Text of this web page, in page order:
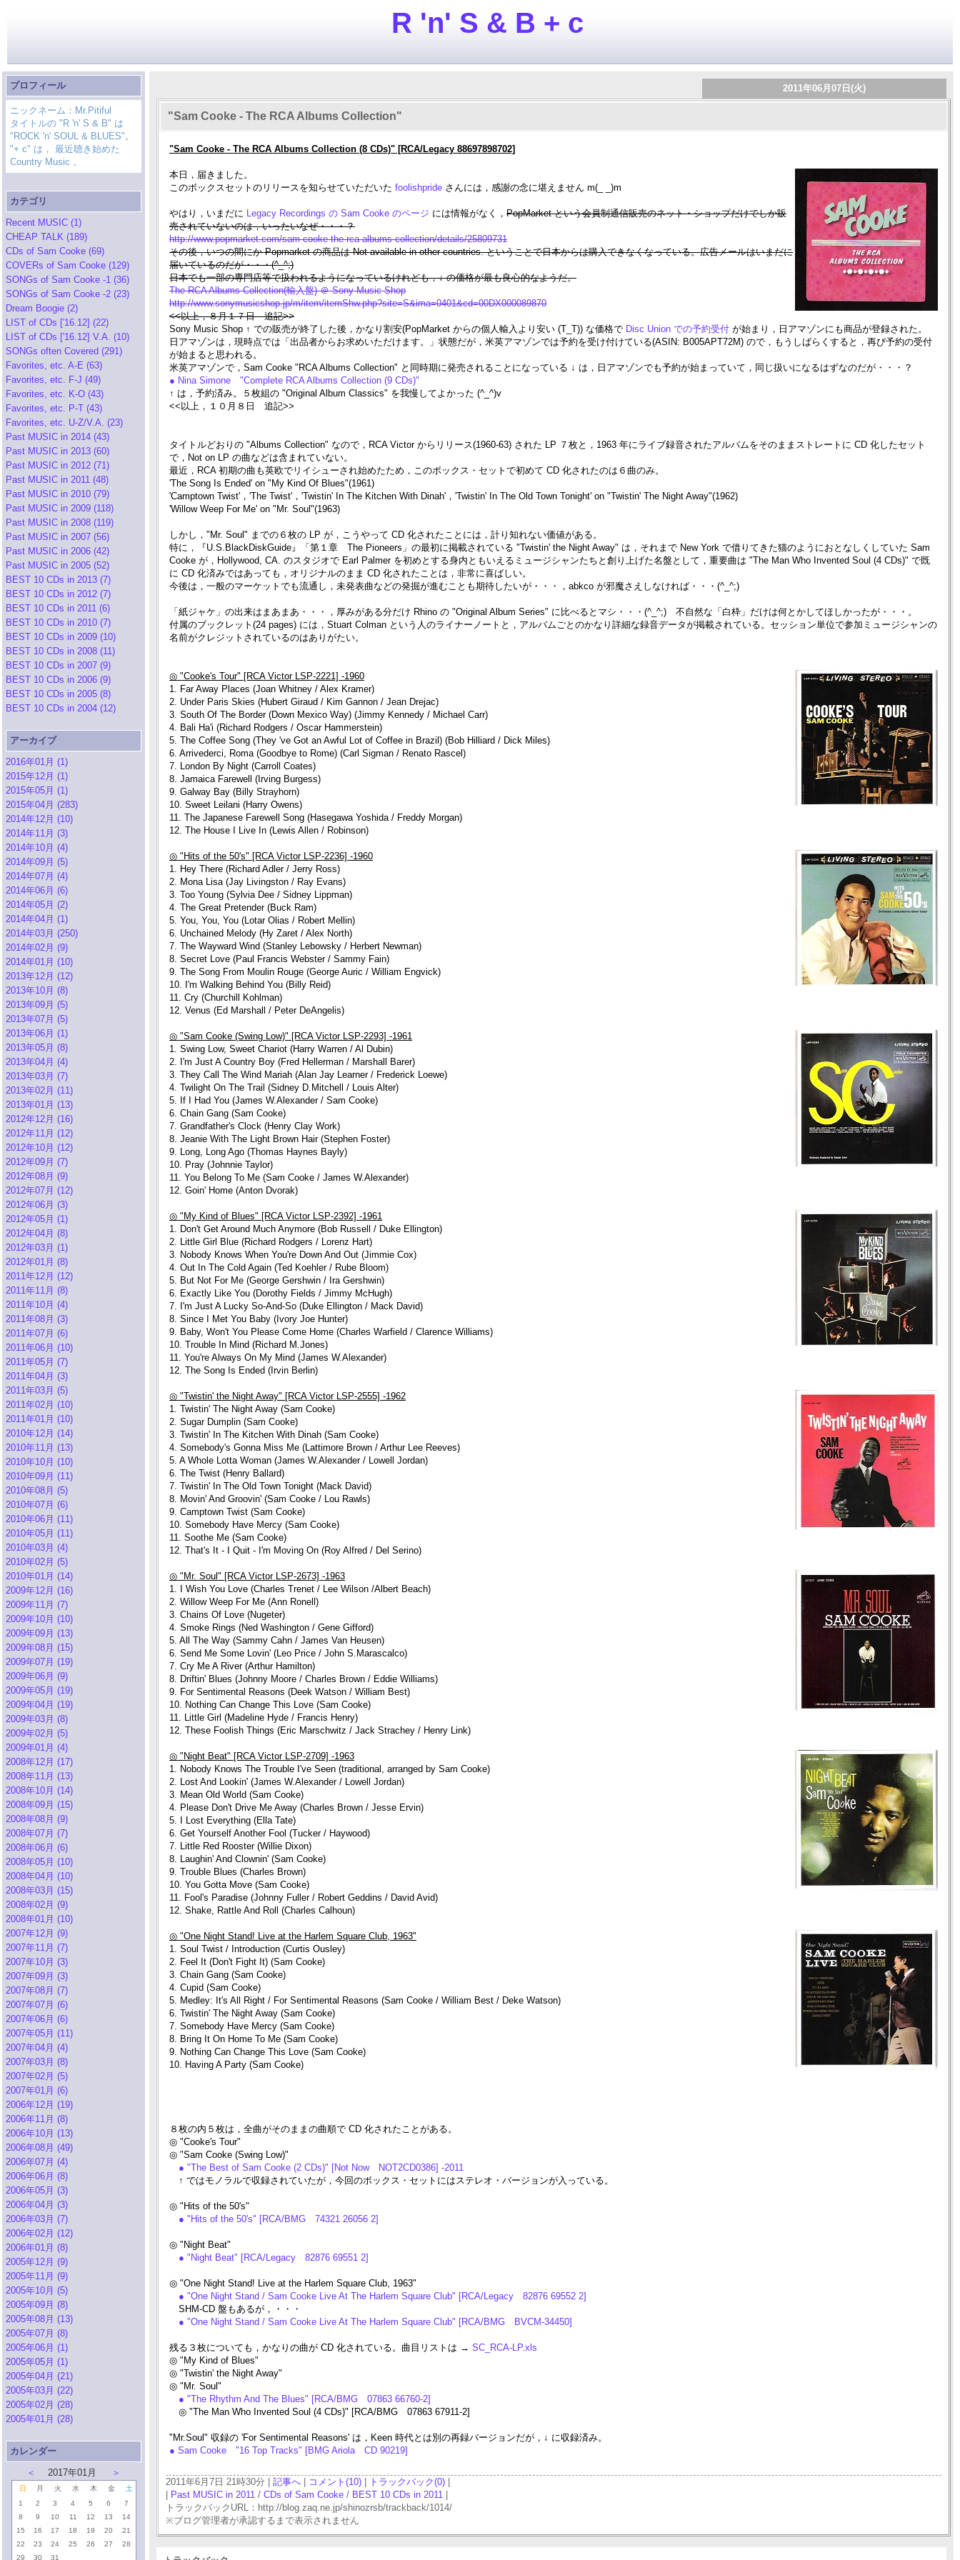
R 'n' S & B + c
プロフィール
ニックネーム：Mr.Pitiful
タイトルの "R 'n' S & B" は
"ROCK 'n' SOUL & BLUES"。
"+ c" は， 最近聴き始めた
Country Music 。
カテゴリ
Recent MUSIC (1)
CHEAP TALK (189)
CDs of Sam Cooke (69)
COVERs of Sam Cooke (129)
SONGs of Sam Cooke -1 (36)
SONGs of Sam Cooke -2 (23)
Dream Boogie (2)
LIST of CDs ['16.12] (22)
LIST of CDs ['16.12] V.A. (10)
SONGs often Covered (291)
Favorites, etc. A-E (63)
Favorites, etc. F-J (49)
Favorites, etc. K-O (43)
Favorites, etc. P-T (43)
Favorites, etc. U-Z/V.A. (23)
Past MUSIC in 2014 (43)
Past MUSIC in 2013 (60)
Past MUSIC in 2012 (71)
Past MUSIC in 2011 (48)
Past MUSIC in 2010 (79)
Past MUSIC in 2009 (118)
Past MUSIC in 2008 (119)
Past MUSIC in 2007 (56)
Past MUSIC in 2006 (42)
Past MUSIC in 2005 (52)
BEST 10 CDs in 2013 (7)
BEST 10 CDs in 2012 (7)
BEST 10 CDs in 2011 (6)
BEST 10 CDs in 2010 (7)
BEST 10 CDs in 2009 (10)
BEST 10 CDs in 2008 (11)
BEST 10 CDs in 2007 (9)
BEST 10 CDs in 2006 (9)
BEST 10 CDs in 2005 (8)
BEST 10 CDs in 2004 (12)
アーカイブ
2016年01月 (1)
2015年12月 (1)
2015年05月 (1)
2015年04月 (283)
2014年12月 (10)
2014年11月 (3)
2014年10月 (4)
2014年09月 (5)
2014年07月 (4)
2014年06月 (6)
2014年05月 (2)
2014年04月 (1)
2014年03月 (250)
2014年02月 (9)
2014年01月 (10)
2013年12月 (12)
2013年10月 (8)
2013年09月 (5)
2013年07月 (5)
2013年06月 (1)
2013年05月 (8)
2013年04月 (4)
2013年03月 (7)
2013年02月 (11)
2013年01月 (13)
2012年12月 (16)
2012年11月 (12)
2012年10月 (12)
2012年09月 (7)
2012年08月 (9)
2012年07月 (12)
2012年06月 (3)
2012年05月 (1)
2012年04月 (8)
2012年03月 (1)
2012年01月 (8)
2011年12月 (12)
2011年11月 (8)
2011年10月 (4)
2011年08月 (3)
2011年07月 (6)
2011年06月 (10)
2011年05月 (7)
2011年04月 (3)
2011年03月 (5)
2011年02月 (10)
2011年01月 (10)
2010年12月 (14)
2010年11月 (13)
2010年10月 (10)
2010年09月 (11)
2010年08月 (5)
2010年07月 (6)
2010年06月 (11)
2010年05月 (11)
2010年03月 (4)
2010年02月 (5)
2010年01月 (14)
2009年12月 (16)
2009年11月 (7)
2009年10月 (10)
2009年09月 (13)
2009年08月 (15)
2009年07月 (19)
2009年06月 (9)
2009年05月 (19)
2009年04月 (19)
2009年03月 (8)
2009年02月 (5)
2009年01月 (4)
2008年12月 (17)
2008年11月 (13)
2008年10月 (14)
2008年09月 (15)
2008年08月 (9)
2008年07月 (7)
2008年06月 (6)
2008年05月 (10)
2008年04月 (10)
2008年03月 (15)
2008年02月 (9)
2008年01月 (10)
2007年12月 (9)
2007年11月 (7)
2007年10月 (3)
2007年09月 (3)
2007年08月 (7)
2007年07月 (6)
2007年06月 (6)
2007年05月 (11)
2007年04月 (4)
2007年03月 (8)
2007年02月 (5)
2007年01月 (6)
2006年12月 (19)
2006年11月 (8)
2006年10月 (13)
2006年08月 (49)
2006年07月 (4)
2006年06月 (8)
2006年05月 (3)
2006年04月 (3)
2006年03月 (7)
2006年02月 (12)
2006年01月 (8)
2005年12月 (9)
2005年11月 (9)
2005年10月 (5)
2005年09月 (8)
2005年08月 (13)
2005年07月 (8)
2005年06月 (1)
2005年05月 (1)
2005年04月 (21)
2005年03月 (22)
2005年02月 (28)
2005年01月 (28)
カレンダー
＜
2017年01月 ＞
日 月 火 水 木 金
土
1
2 3 4 5 6
7
8
9 10 11 12 13
14
15
16 17 18 19 20
21
22
23 24 25 26 27
28
29
30 31
2011年06月07日(火)
"Sam Cooke - The RCA Albums Collection"
"Sam Cooke - The RCA Albums Collection (8 CDs)" [RCA/Legacy 88697898702]
本日，届きました。
このボックスセットのリリースを知らせていただいた foolishpride さんには，感謝の念に堪えません m(_ _)m
やはり，いまだに Legacy Recordings の Sam Cooke のページ には情報がなく， PopMarket という会員制通信販売のネット・ショップだけでしか販
売されていないのは，いったいなぜ・・・？
http://www.popmarket.com/sam-cooke-the-rca-albums-collection/details/25809731
その後，いつの間にか Popmarket の商品は Not available in other countries. ということで日本からは購入できなくなっている。広告メールはいまだに
届いているのだが・・・(^_^;)
日本でも一部の専門店等で扱われるようになっているけれども，↓ の価格が最も良心的なようだ。
The RCA Albums Collection(輸入盤) ＠ Sony Music Shop
http://www.sonymusicshop.jp/m/item/itemShw.php?site=S&ima=0401&cd=00DX000089870
<<以上，８月１７日 追記>>
Sony Music Shop ↑ での販売が終了した後，かなり割安(PopMarket からの個人輸入より安い (T_T)) な価格で Disc Union での予約受付 が始まり，日アマゾンにも商品が登録された。
日アマゾンは，現時点では「出品者からお求めいただけます。」状態だが，米英アマゾンでは予約を受け付けている(ASIN: B005APT72M) ので，もうしばらくすると，再び予約の受付
が始まると思われる。
米英アマゾンで，Sam Cooke "RCA Albums Collection" と同時期に発売されることになっている ↓ は，日アマゾンでも予約が始まっていて，同じ扱いになるはずなのだが・・・？
● Nina Simone "Complete RCA Albums Collection (9 CDs)"
↑ は，予約済み。５枚組の "Original Album Classics" を我慢してよかった (^_^)v
<<以上，１０月８日 追記>>
タイトルどおりの "Albums Collection" なので，RCA Victor からリリース(1960-63) された LP ７枚と，1963 年にライブ録音されたアルバムをそのままストレートに CD 化したセット
で，Not on LP の曲などは含まれていない。
最近，RCA 初期の曲も英欧でリイシューされ始めたため，このボックス・セットで初めて CD 化されたのは６曲のみ。
'The Song Is Ended' on "My Kind Of Blues"(1961)
'Camptown Twist'，'The Twist'，'Twistin' In The Kitchen With Dinah'，'Twistin' In The Old Town Tonight' on "Twistin' The Night Away"(1962)
'Willow Weep For Me' on "Mr. Soul"(1963)
しかし，"Mr. Soul" までの６枚の LP が，こうやって CD 化されたことには，計り知れない価値がある。
特に，『U.S.BlackDiskGuide』「第１章 The Pioneers」の最初に掲載されている "Twistin' the Night Away" は，それまで New York で借りてきた猫のようにおとなしくしていた Sam
Cooke が，Hollywood, CA. のスタジオで Earl Palmer を初めとする身内ともいえるミュージシャンたちと創り上げた名盤として，重要曲は "The Man Who Invented Soul (4 CDs)" で既
に CD 化済みではあっても，オリジナルのまま CD 化されたことは，非常に喜ばしい。
今後は，一般のマーケットでも流通し，未発表曲などの発掘が進むことも期待したいが・・・，abkco が邪魔さえしなければ・・・(^_^;)
「紙ジャケ」の出来はまあまあ・・・，厚みがある分だけ Rhino の "Original Album Series" に比べるとマシ・・・(^_^;) 不自然な「白枠」だけは何とかしてほしかったが・・・。
付属のブックレット(24 pages) には，Stuart Colman という人のライナーノートと，アルバムごとのかなり詳細な録音データが掲載されている。セッション単位で参加ミュージシャンの
名前がクレジットされているのはありがたい。
◎ "Cooke's Tour" [RCA Victor LSP-2221] -1960
1. Far Away Places (Joan Whitney / Alex Kramer)
2. Under Paris Skies (Hubert Giraud / Kim Gannon / Jean Drejac)
3. South Of The Border (Down Mexico Way) (Jimmy Kennedy / Michael Carr)
4. Bali Ha'i (Richard Rodgers / Oscar Hammerstein)
5. The Coffee Song (They 've Got an Awful Lot of Coffee in Brazil) (Bob Hilliard / Dick Miles)
6. Arrivederci, Roma (Goodbye to Rome) (Carl Sigman / Renato Rascel)
7. London By Night (Carroll Coates)
8. Jamaica Farewell (Irving Burgess)
9. Galway Bay (Billy Strayhorn)
10. Sweet Leilani (Harry Owens)
11. The Japanese Farewell Song (Hasegawa Yoshida / Freddy Morgan)
12. The House I Live In (Lewis Allen / Robinson)
◎ "Hits of the 50's" [RCA Victor LSP-2236] -1960
1. Hey There (Richard Adler / Jerry Ross)
2. Mona Lisa (Jay Livingston / Ray Evans)
3. Too Young (Sylvia Dee / Sidney Lippman)
4. The Great Pretender (Buck Ram)
5. You, You, You (Lotar Olias / Robert Mellin)
6. Unchained Melody (Hy Zaret / Alex North)
7. The Wayward Wind (Stanley Lebowsky / Herbert Newman)
8. Secret Love (Paul Francis Webster / Sammy Fain)
9. The Song From Moulin Rouge (George Auric / William Engvick)
10. I'm Walking Behind You (Billy Reid)
11. Cry (Churchill Kohlman)
12. Venus (Ed Marshall / Peter DeAngelis)
◎ "Sam Cooke (Swing Low)" [RCA Victor LSP-2293] -1961
1. Swing Low, Sweet Chariot (Harry Warren / Al Dubin)
2. I'm Just A Country Boy (Fred Hellerman / Marshall Barer)
3. They Call The Wind Mariah (Alan Jay Learner / Frederick Loewe)
4. Twilight On The Trail (Sidney D.Mitchell / Louis Alter)
5. If I Had You (James W.Alexander / Sam Cooke)
6. Chain Gang (Sam Cooke)
7. Grandfather's Clock (Henry Clay Work)
8. Jeanie With The Light Brown Hair (Stephen Foster)
9. Long, Long Ago (Thomas Haynes Bayly)
10. Pray (Johnnie Taylor)
11. You Belong To Me (Sam Cooke / James W.Alexander)
12. Goin' Home (Anton Dvorak)
◎ "My Kind of Blues" [RCA Victor LSP-2392] -1961
1. Don't Get Around Much Anymore (Bob Russell / Duke Ellington)
2. Little Girl Blue (Richard Rodgers / Lorenz Hart)
3. Nobody Knows When You're Down And Out (Jimmie Cox)
4. Out In The Cold Again (Ted Koehler / Rube Bloom)
5. But Not For Me (George Gershwin / Ira Gershwin)
6. Exactly Like You (Dorothy Fields / Jimmy McHugh)
7. I'm Just A Lucky So-And-So (Duke Ellington / Mack David)
8. Since I Met You Baby (Ivory Joe Hunter)
9. Baby, Won't You Please Come Home (Charles Warfield / Clarence Williams)
10. Trouble In Mind (Richard M.Jones)
11. You're Always On My Mind (James W.Alexander)
12. The Song Is Ended (Irvin Berlin)
◎ "Twistin' the Night Away" [RCA Victor LSP-2555] -1962
1. Twistin' The Night Away (Sam Cooke)
2. Sugar Dumplin (Sam Cooke)
3. Twistin' In The Kitchen With Dinah (Sam Cooke)
4. Somebody's Gonna Miss Me (Lattimore Brown / Arthur Lee Reeves)
5. A Whole Lotta Woman (James W.Alexander / Lowell Jordan)
6. The Twist (Henry Ballard)
7. Twistin' In The Old Town Tonight (Mack David)
8. Movin' And Groovin' (Sam Cooke / Lou Rawls)
9. Camptown Twist (Sam Cooke)
10. Somebody Have Mercy (Sam Cooke)
11. Soothe Me (Sam Cooke)
12. That's It - I Quit - I'm Moving On (Roy Alfred / Del Serino)
◎ "Mr. Soul" [RCA Victor LSP-2673] -1963
1. I Wish You Love (Charles Trenet / Lee Wilson /Albert Beach)
2. Willow Weep For Me (Ann Ronell)
3. Chains Of Love (Nugeter)
4. Smoke Rings (Ned Washington / Gene Gifford)
5. All The Way (Sammy Cahn / James Van Heusen)
6. Send Me Some Lovin' (Leo Price / John S.Marascalco)
7. Cry Me A River (Arthur Hamilton)
8. Driftin' Blues (Johnny Moore / Charles Brown / Eddie Williams)
9. For Sentimental Reasons (Deek Watson / William Best)
10. Nothing Can Change This Love (Sam Cooke)
11. Little Girl (Madeline Hyde / Francis Henry)
12. These Foolish Things (Eric Marschwitz / Jack Strachey / Henry Link)
◎ "Night Beat" [RCA Victor LSP-2709] -1963
1. Nobody Knows The Trouble I've Seen (traditional, arranged by Sam Cooke)
2. Lost And Lookin' (James W.Alexander / Lowell Jordan)
3. Mean Old World (Sam Cooke)
4. Please Don't Drive Me Away (Charles Brown / Jesse Ervin)
5. I Lost Everything (Ella Tate)
6. Get Yourself Another Fool (Tucker / Haywood)
7. Little Red Rooster (Willie Dixon)
8. Laughin' And Clownin' (Sam Cooke)
9. Trouble Blues (Charles Brown)
10. You Gotta Move (Sam Cooke)
11. Fool's Paradise (Johnny Fuller / Robert Geddins / David Avid)
12. Shake, Rattle And Roll (Charles Calhoun)
◎ "One Night Stand! Live at the Harlem Square Club, 1963"
1. Soul Twist / Introduction (Curtis Ousley)
2. Feel It (Don't Fight It) (Sam Cooke)
3. Chain Gang (Sam Cooke)
4. Cupid (Sam Cooke)
5. Medley: It's All Right / For Sentimental Reasons (Sam Cooke / William Best / Deke Watson)
6. Twistin' The Night Away (Sam Cooke)
7. Somebody Have Mercy (Sam Cooke)
8. Bring It On Home To Me (Sam Cooke)
9. Nothing Can Change This Love (Sam Cooke)
10. Having A Party (Sam Cooke)
８枚の内５枚は，全曲がそのままの曲順で CD 化されたことがある。
◎ "Cooke's Tour"
◎ "Sam Cooke (Swing Low)"
● "The Best of Sam Cooke (2 CDs)" [Not Now NOT2CD0386] -2011
↑ ではモノラルで収録されていたが，今回のボックス・セットにはステレオ・バージョンが入っている。
◎ "Hits of the 50's"
● "Hits of the 50's" [RCA/BMG 74321 26056 2]
◎ "Night Beat"
● "Night Beat" [RCA/Legacy 82876 69551 2]
◎ "One Night Stand! Live at the Harlem Square Club, 1963"
● "One Night Stand / Sam Cooke Live At The Harlem Square Club" [RCA/Legacy 82876 69552 2]
SHM-CD 盤もあるが，・・・
● "One Night Stand / Sam Cooke Live At The Harlem Square Club" [RCA/BMG BVCM-34450]
残る３枚についても，かなりの曲が CD 化されている。曲目リストは → SC_RCA-LP.xls
◎ "My Kind of Blues"
◎ "Twistin' the Night Away"
◎ "Mr. Soul"
● "The Rhythm And The Blues" [RCA/BMG 07863 66760-2]
◎ "The Man Who Invented Soul (4 CDs)" [RCA/BMG 07863 67911-2]
"Mr.Soul" 収録の 'For Sentimental Reasons' は，Keen 時代とは別の再録バージョンだが，↓ に収録済み。
● Sam Cooke "16 Top Tracks" [BMG Ariola CD 90219]
2011年6月7日 21時30分 | 記事へ コメント(10) トラックバック(0)
Past MUSIC in 2011 / CDs of Sam Cooke / BEST 10 CDs in 2011
トラックバックURL：http://blog.zaq.ne.jp/shinozrsb/trackback/1014/
※ブログ管理者が承認するまで表示されません